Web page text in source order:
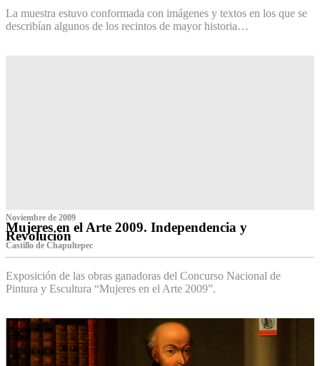
La muestra estuvo conformada con imágenes y textos en los que se
describían algunos de los recintos de mayor historia…
Noviembre de 2009
Mujeres en el Arte 2009. Independencia y
Revolución
Castillo de Chapultepec
Exposición de las obras ganadoras del Concurso Nacional de
Pintura y Escultura “Mujeres en el Arte 2009”.